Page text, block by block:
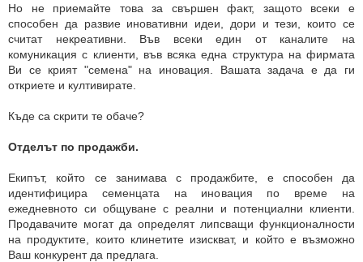
Но не приемайте това за свършен факт, защото всеки е
способен да развие иновативни идеи, дори и тези, които се
считат некреативни. Във всеки един от каналите на
комуникация с клиенти, във всяка една структура на фирмата
Ви се крият "семена" на иновация. Вашата задача е да ги
откриете и култивирате.
Къде са скрити те обаче?
Отделът по продажби.
Екипът, който се занимава с продажбите, е способен да
идентифицира семенцата на иновация по време на
ежедневното си общуване с реални и потенциални клиенти.
Продавачите могат да определят липсващи функционалности
на продуктите, които клинетите изискват, и който е възможно
Ваш конкурент да предлага.